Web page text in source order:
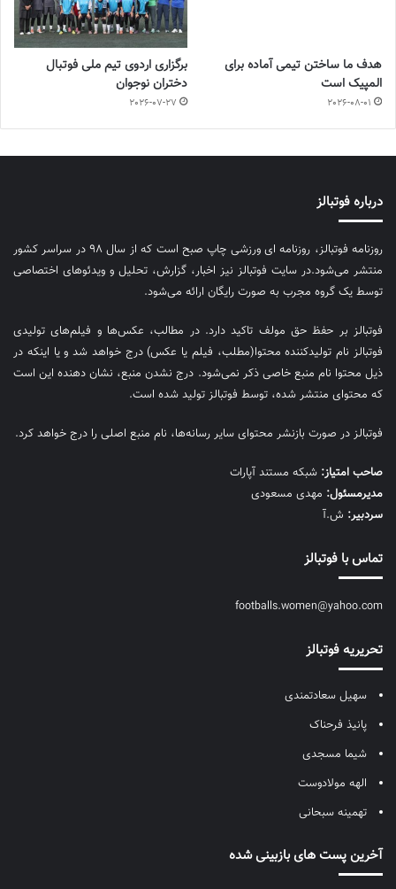
هدف ما ساختن تیمی آماده برای
المپیک است
2026-08-01
برگزاری اردوی تیم ملی فوتبال
دختران نوجوان
2026-07-27
درباره فوتبالز
روزنامه فوتبالز، روزنامه ای ورزشی چاپ صبح است که از سال ۹۸ در سراسر کشور
منتشر می‌شود.در سایت فوتبالز نیز اخبار، گزارش، تحلیل و ویدئوهای اختصاصی
توسط یک گروه مجرب به صورت رایگان ارائه می‌شود.
فوتبالز بر حفظ حق مولف تاکید دارد. در مطالب، عکس‌ها و فیلم‌های تولیدی
فوتبالز نام تولیدکننده محتوا(مطلب، فیلم یا عکس) درج خواهد شد و یا اینکه در
ذیل محتوا نام منبع خاصی ذکر نمی‌‎شود. درج نشدن منبع، نشان دهنده این است
که محتوای منتشر شده، توسط فوتبالز تولید شده است.
فوتبالز در صورت بازنشر محتوای سایر رسانه‌ها، نام منبع اصلی را درج خواهد کرد.
صاحب امتیاز: شبکه مستند آپارات
مديرمسئول: مهدی مسعودی
سردبیر: ش.آ
تماس با فوتبالز
footballs.women@yahoo.com
تحریریه فوتبالز
سهیل سعادتمندی
پانیذ فرحناک
شیما مسجدی
الهه مولادوست
تهمینه سبحانی
آخرین پست های بازبینی شده